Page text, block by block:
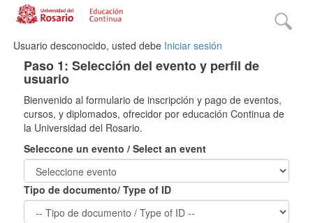
Usuario desconocido, usted debe Iniciar sesión
Paso 1: Selección del evento y perfil de
usuario
Bienvenido al formulario de inscripción y pago de eventos,
cursos, y diplomados, ofrecidor por educación Continua de
la Universidad del Rosario.
Seleccone un evento / Select an event
Tipo de documento/ Type of ID